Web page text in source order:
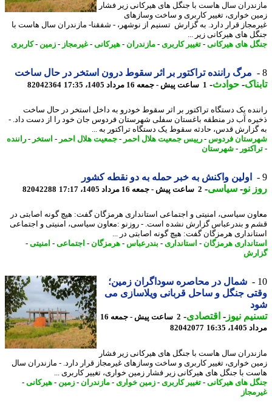
سال هاست با جنگل های هیرکانی زیر فشار
خواری، تغییر کاربری و ساخت وسازهای
قرار دارد. به گزارش تسنیم از نوشهر، - شفقنا- مازندران سال هاست با
های هیرکانی زیر ...
های هیرکانی-تغییر کاربری - مازندران- هیرکانی-غیرمجاز-زمین -کاربری
مرگ راننده تراکتور بر اثر سقوط درون استخر در حال ساخت
-حوادث -1 ساعت پیش - جمعه 16 مرداد 1405، 17:35 82042364
یک دستگاه تراکتور بر اثر سقوط خودرو به داخل استخر در حال ساخت
آب در منطقه باغستان سفلی شهرستان فردوس جان خود را از دست داد. -
قدس، حادثه سقوط یک دستگاه تراکتور به ...
فردوس-رییس جمعیت هلال احمر -جمعیت هلال احمر -استخر-راننده
-شهرستان
اولین واکنش به خبر حمله به دو نقطه کشور
نو- سیاسی-2 ساعت پیش - جمعه 16 مرداد 1405، 17:17 82042288
سیاسی، امنیتی و اجتماعی استانداری هرمزگان گفت: هیچ گونه اصابتی در
و بندرعباس گزارش نشده است. - روزنو :معاون سیاسی، امنیتی و اجتماعی
هرمزگان گفت: هیچ گونه اصابتی در ...
هرمزگان -استانداری- بندرعباس-هرمزگان -اجتماعی-امنیتی-
شمال در محاصره سوداگران زمین؛
جنگل و ساحل قربانی ویلاسازی می
نیوز-اقتصادی-
2 ساعت پیش - جمعه 16
16:35
82042077
سال هاست با جنگل های هیرکانی زیر فشار
خواری، تغییر کاربری و ساخت وسازهای غیرمجاز قرار دارد. - مازندران سال
با جنگل های هیرکانی زیر فشار زمین خواری، تغییر کاربری ...
های هیرکانی-تغییر کاربری - زمین خواری- مازندران- زمین -هیرکانی-